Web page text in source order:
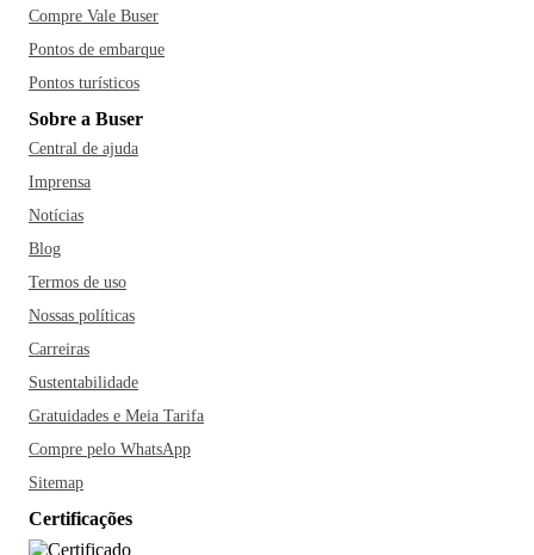
Compre Vale Buser
Pontos de embarque
Pontos turísticos
Sobre a Buser
Central de ajuda
Imprensa
Notícias
Blog
Termos de uso
Nossas políticas
Carreiras
Sustentabilidade
Gratuidades e Meia Tarifa
Compre pelo WhatsApp
Sitemap
Certificações